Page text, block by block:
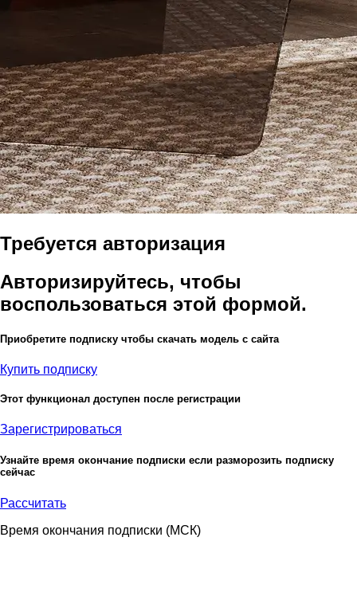
Требуется авторизация
Авторизируйтесь, чтобы
воспользоваться этой формой.
Приобретите подписку чтобы скачать модель с сайта
Купить подписку
Этот функционал доступен после регистрации
Зарегистрироваться
Узнайте время окончание подписки если разморозить подписку
сейчас
Рассчитать
Время окончания подписки (МСК)